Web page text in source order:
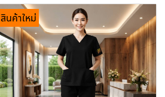
สินค้าใหม่